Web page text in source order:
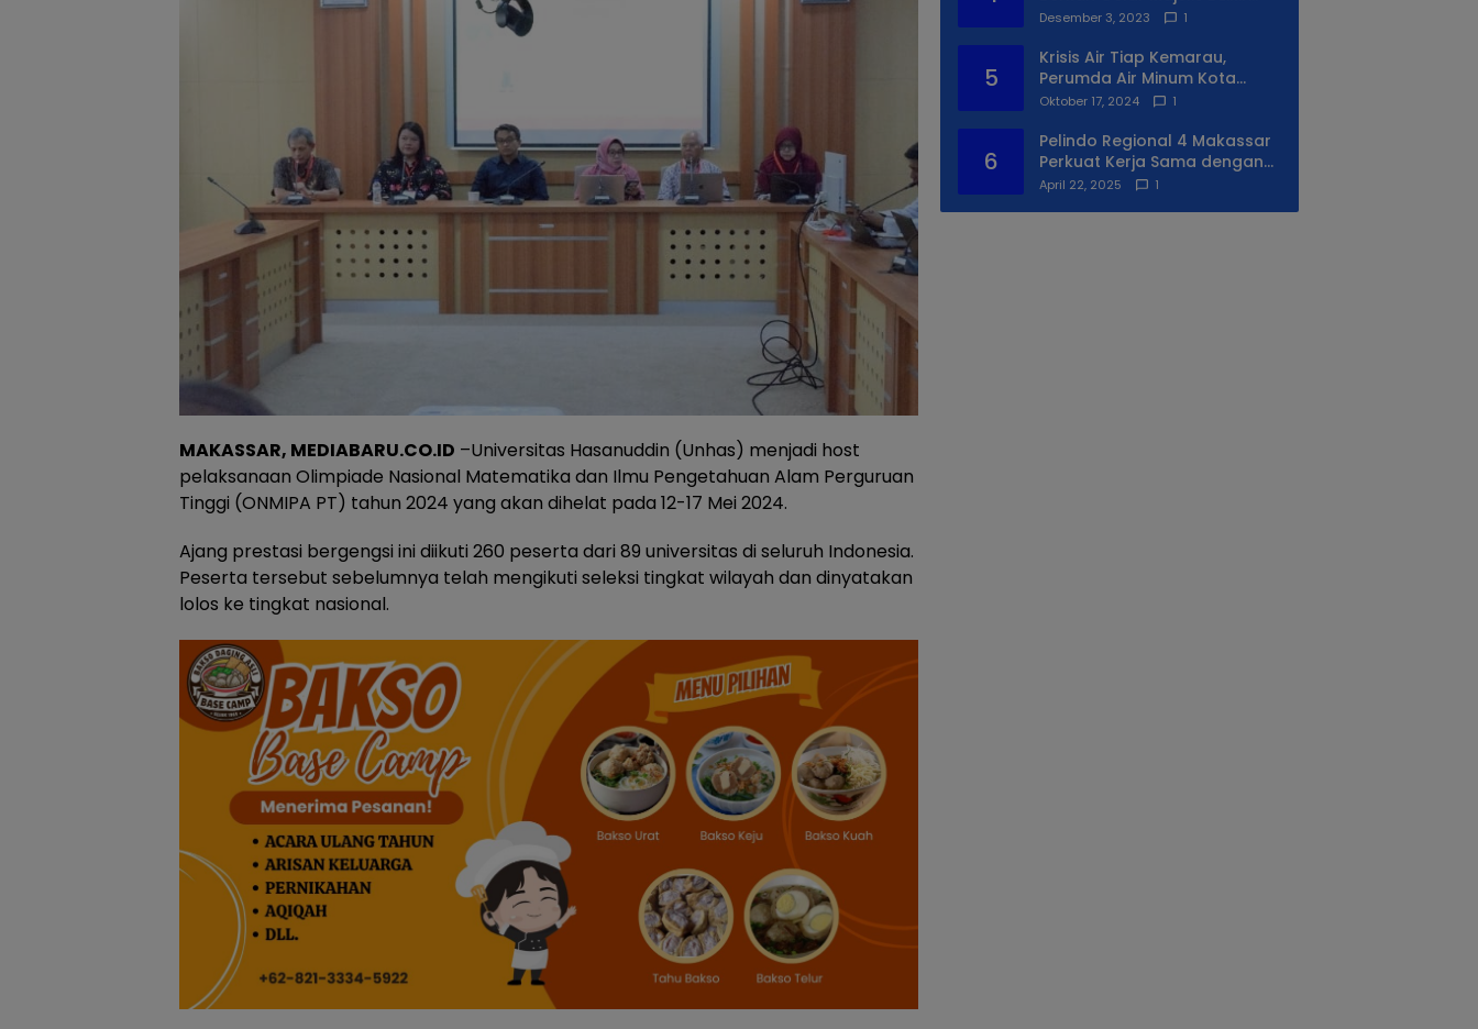
MAKASSAR, MEDIABARU.CO.ID –Universitas Hasanuddin (Unhas) menjadi host
pelaksanaan Olimpiade Nasional Matematika dan Ilmu Pengetahuan Alam Perguruan
Tinggi (ONMIPA PT) tahun 2024 yang akan dihelat pada 12-17 Mei 2024.
Ajang prestasi bergengsi ini diikuti 260 peserta dari 89 universitas di seluruh Indonesia.
Peserta tersebut sebelumnya telah mengikuti seleksi tingkat wilayah dan dinyatakan
lolos ke tingkat nasional.
Syukuran Ke II
Desember 3, 2023 1
5
Krisis Air Tiap Kemarau,
Perumda Air Minum Kota
Makassar Beri Solusi Terbaik
Oktober 17, 2024 1
6
Pelindo Regional 4 Makassar
Perkuat Kerja Sama dengan
PIP Makassar Lewat Praktek
April 22, 2025 1